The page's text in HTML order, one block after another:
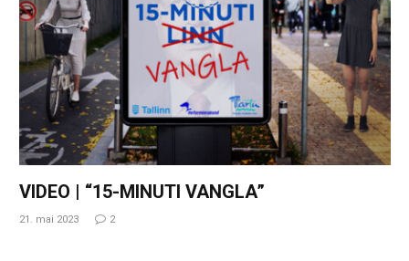
VIDEO | “15-MINUTI VANGLA”
21. mai 2023 2